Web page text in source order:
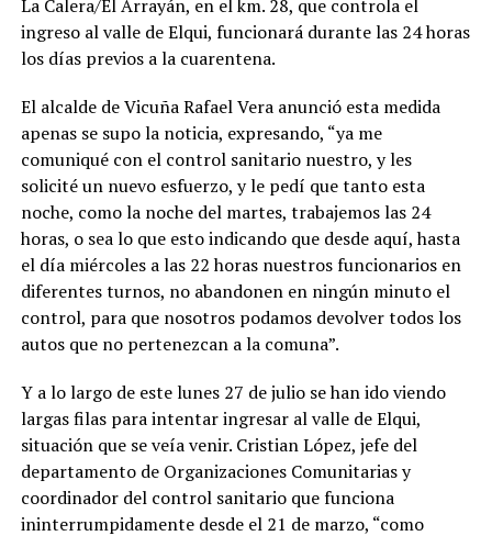
La Calera/El Arrayán, en el km. 28, que controla el
ingreso al valle de Elqui, funcionará durante las 24 horas
los días previos a la cuarentena.
El alcalde de Vicuña Rafael Vera anunció esta medida
apenas se supo la noticia, expresando, “ya me
comuniqué con el control sanitario nuestro, y les
solicité un nuevo esfuerzo, y le pedí que tanto esta
noche, como la noche del martes, trabajemos las 24
horas, o sea lo que esto indicando que desde aquí, hasta
el día miércoles a las 22 horas nuestros funcionarios en
diferentes turnos, no abandonen en ningún minuto el
control, para que nosotros podamos devolver todos los
autos que no pertenezcan a la comuna”.
Y a lo largo de este lunes 27 de julio se han ido viendo
largas filas para intentar ingresar al valle de Elqui,
situación que se veía venir. Cristian López, jefe del
departamento de Organizaciones Comunitarias y
coordinador del control sanitario que funciona
ininterrumpidamente desde el 21 de marzo, “como